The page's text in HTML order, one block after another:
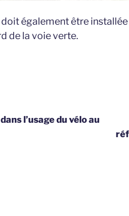
également être
de la voie verte.
l’usage du vélo au